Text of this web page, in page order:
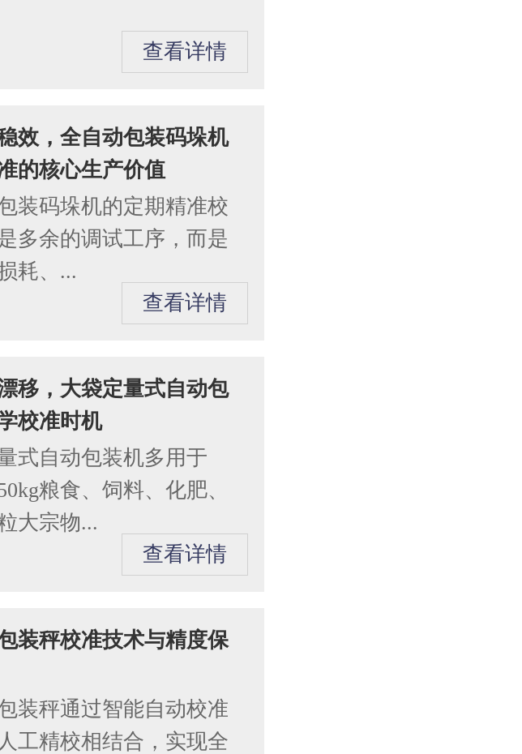
查看详情
效，全自动包装码垛机
的核心生产价值
装码垛机的定期精准校
多余的调试工序，而是
耗、...
查看详情
移，大袋定量式自动包
校准时机
式自动包装机多用于
粮食、饲料、化肥、
大宗物...
查看详情
装秤校准技术与精度保
装秤通过智能自动校准
工精校相结合，实现全